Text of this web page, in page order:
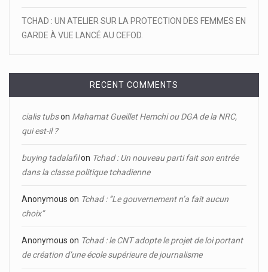
TCHAD : UN ATELIER SUR LA PROTECTION DES FEMMES EN
GARDE À VUE LANCÉ AU CEFOD.
RECENT COMMENTS
cialis tubson Mahamat Gueillet Hemchi ou DGA de la NRC,
qui est-il ?
buying tadalafilon Tchad : Un nouveau parti fait son entrée
dans la classe politique tchadienne
Anonymous on Tchad : ‘’Le gouvernement n’a fait aucun
choix’’
Anonymous on Tchad : le CNT adopte le projet de loi portant
de création d’une école supérieure de journalisme